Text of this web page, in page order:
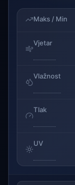
Maks / Min
Vjetar
Vlažnost
Tlak
UV